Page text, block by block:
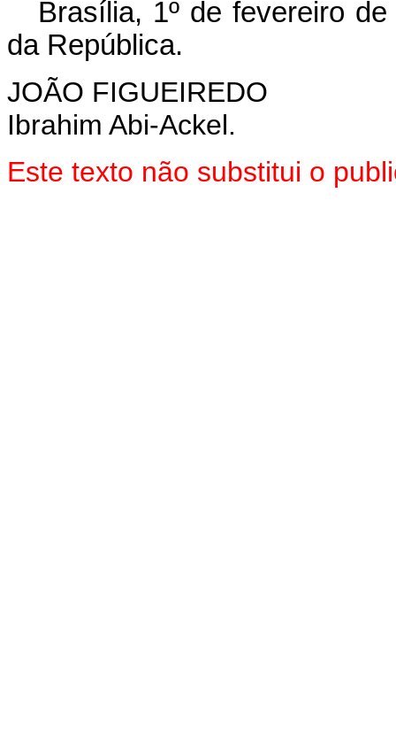
Brasília, 1º de fevereiro
da República.
JOÃO FIGUEIREDO
Ibrahim Abi-Ackel.
Este texto não substitui o